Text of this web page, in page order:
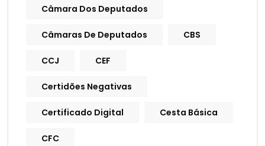
Câmara Dos Deputados
Câmaras De Deputados CBS
CCJ CEF
Certidões Negativas
Certificado Digital Cesta Básica
CFC